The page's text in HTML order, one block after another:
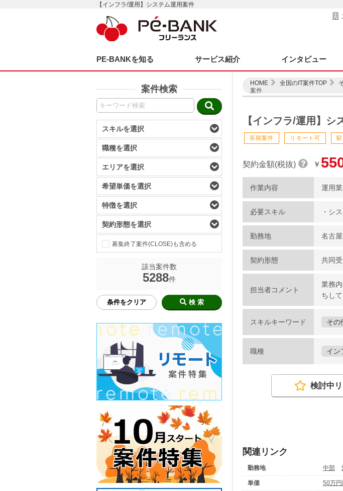
【インフラ/運用】システム運用案件
PE-BANKを知る サービス紹介 インタビュー
案件検索
スキルを選択
職種を選択
エリアを選択
希望単価を選択
特徴を選択
契約形態を選択
募集終了案件(CLOSE)も含める
該当案件数
5288件
条件をクリア 検 索
HOME 全国のIT案件TOP
案件
【インフラ/運用】シ
長期案件 リモート可 駅
契約金額(税抜) ￥
作業内容 運用
必要スキル ・シ
勤務地 名古
契約形態 共同
担当者コメント
業務
ちして
スキルキーワード その
職種 イン
検討中
関連リンク
勤務地 中部
単価 50万円